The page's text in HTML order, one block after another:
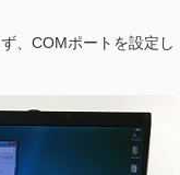
、COMポートを設定し